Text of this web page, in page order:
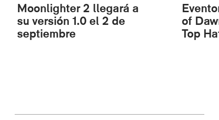
Moonlighter 2 llegará a
su versión 1.0 el 2 de
septiembre
of
Top